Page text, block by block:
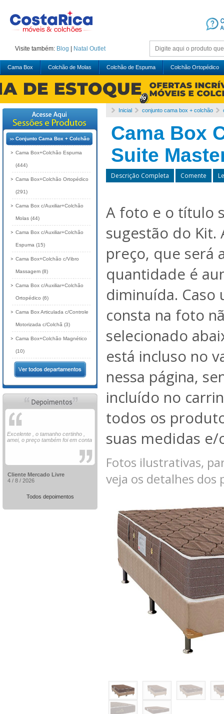
Visite também: Blog Natal Outlet
Cama Box Colchão de Molas Colchão de Espuma Colchão Ortopédico
Inicial conjunto cama box + colchão
Cama Box
Suite
Descrição Completa Comente
A foto e o título
sugestão do Kit.
preço, que será
quantidade é
diminuída.
consta na foto
selecionado
está incluso no
nessa página,
incluído no
todos os
suas medidas e/
Fotos ilustrativas,
veja os detalhes dos
Conjunto Cama Box + Colchão
Cama Box+Colchão Espuma
(444)
Cama Box+Colchão Ortopédico
(291)
Cama Box c/Auxiliar+Colchão
Molas (44)
Cama Box c/Auxiliar+Colchão
Espuma (15)
Cama Box+Colchão c/Vibro
Massagem (8)
Cama Box c/Auxiliar+Colchão
Ortopédico (6)
Cama Box Articulada c/Controle
Motorizada c/Colchã (3)
Cama Box+Colchão Magnético
(10)
Excelente , o tamanho certinho ,
amei, o preço também foi em conta
Cliente Mercado Livre
4 / 8 / 2026
Todos depoimentos